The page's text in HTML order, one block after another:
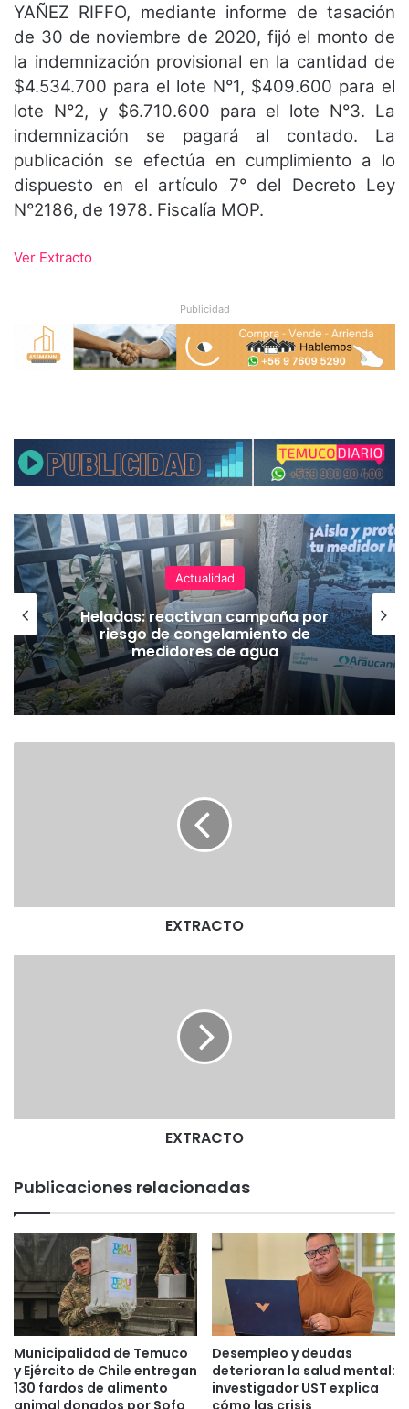
YAÑEZ RIFFO, mediante informe de tasación
de 30 de noviembre de 2020, fijó el monto de
la indemnización provisional en la cantidad de
$4.534.700 para el lote N°1, $409.600 para el
lote N°2, y $6.710.600 para el lote N°3. La
indemnización se pagará al contado. La
publicación se efectúa en cumplimiento a lo
dispuesto en el artículo 7° del Decreto Ley
N°2186, de 1978. Fiscalía MOP.
Ver Extracto
Publicidad
Actualidad
Heladas: reactivan campaña por
riesgo de congelamiento de
medidores de agua
EXTRACTO
EXTRACTO
Publicaciones relacionadas
Municipalidad de Temuco
y Ejército de Chile entregan
130 fardos de alimento
Desempleo y deudas
deterioran la salud mental:
investigador UST explica